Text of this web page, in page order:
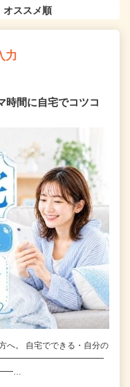
力
時間に自宅でコツコ
へ。 自宅でできる・自分の
！ ━━━━━━━━━━━━━━